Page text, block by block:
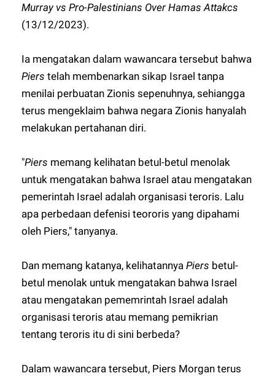
Murray vs Pro-Palestinians Over Hamas Attakcs
(13/12/2023).
Ia mengatakan dalam wawancara tersebut bahwa
Pierstelah membenarkan sikap Israel tanpa
menilai perbuatan Zionis sepenuhnya, sehiangga
terus mengeklaim bahwa negara Zionis hanyalah
melakukan pertahanan diri.
"Piers memang kelihatan betul-betul menolak
untuk mengatakan bahwa Israel atau mengatakan
pemerintah Israel adalah organisasi teroris. Lalu
apa perbedaan defenisi teororis yang dipahami
oleh Piers," tanyanya.
Dan memang katanya, kelihatannyaPiers betul-
betul menolak untuk mengatakan bahwa Israel
atau mengatakan pememrintah Israel adalah
organisasi teroris atau memang pemikrian
tentang teroris itu di sini berbeda?
Dalam wawancara tersebut, Piers Morgan terus